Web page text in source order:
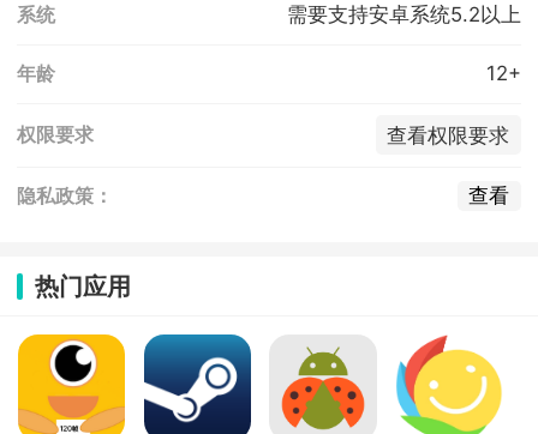
系统 需要支持安卓系统5.2以上
年龄 12+
权限要求 查看权限要求
隐私政策： 查看
热门应用